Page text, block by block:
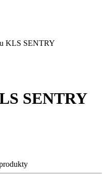
KLS SENTRY
SENTRY